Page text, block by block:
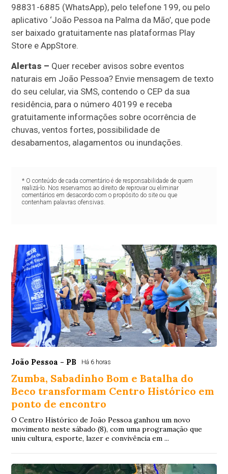
98831-6885 (WhatsApp), pelo telefone 199, ou pelo
aplicativo ‘João Pessoa na Palma da Mão’, que pode
ser baixado gratuitamente nas plataformas Play
Store e AppStore.
Alertas – Quer receber avisos sobre eventos
naturais em João Pessoa? Envie mensagem de texto
do seu celular, via SMS, contendo o CEP da sua
residência, para o número 40199 e receba
gratuitamente informações sobre ocorrência de
chuvas, ventos fortes, possibilidade de
desabamentos, alagamentos ou inundações.
* O conteúdo de cada comentário é de responsabilidade de quem
realizá-lo. Nos reservamos ao direito de reprovar ou eliminar
comentários em desacordo com o propósito do site ou que
contenham palavras ofensivas.
João Pessoa - PB Há 6 horas
Zumba, Sabadinho Bom e Batalha do
Beco transformam Centro Histórico em
ponto de encontro
O Centro Histórico de João Pessoa ganhou um novo
movimento neste sábado (8), com uma programação que
uniu cultura, esporte, lazer e convivência em ...